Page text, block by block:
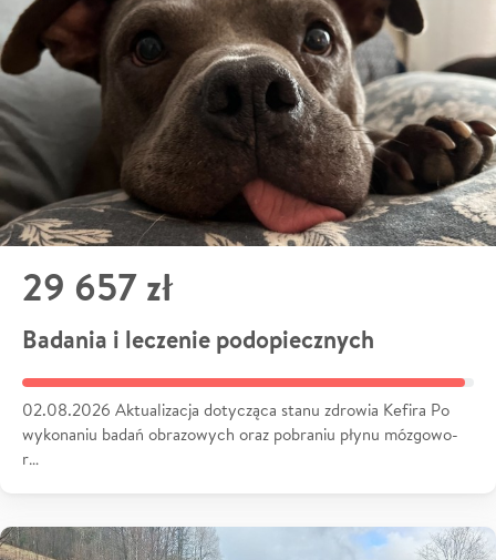
29 657 zł
Badania i leczenie podopiecznych
02.08.2026 Aktualizacja dotycząca stanu zdrowia Kefira Po
wykonaniu badań obrazowych oraz pobraniu płynu mózgowo-
r…